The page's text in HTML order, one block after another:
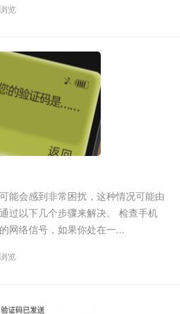
浏览
能会感到非常困扰，这种情况可能由
过以下几个步骤来解决。 检查手机
网络信号，如果你处在一...
浏览